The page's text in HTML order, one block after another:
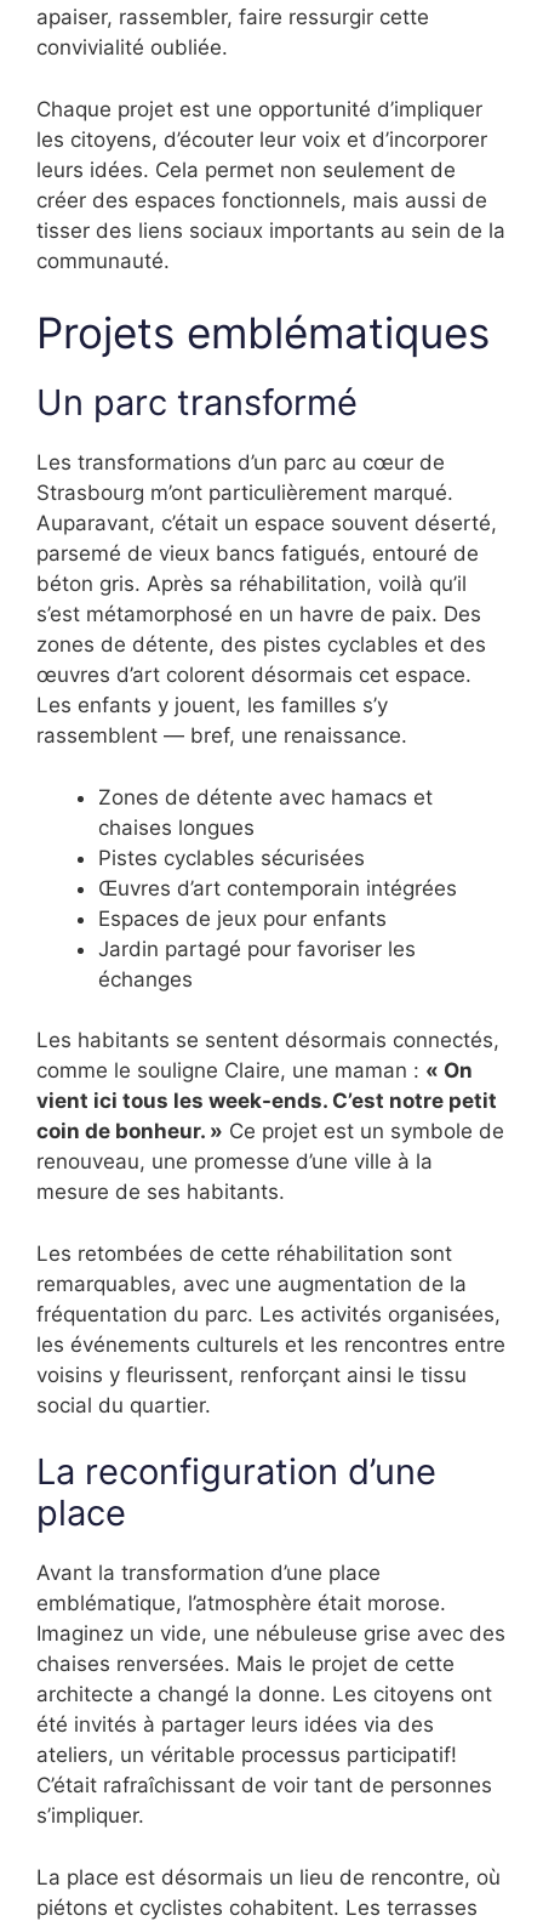
apaiser, rassembler, faire ressurgir cette
convivialité oubliée.
Chaque projet est une opportunité d’impliquer
les citoyens, d’écouter leur voix et d’incorporer
leurs idées. Cela permet non seulement de
créer des espaces fonctionnels, mais aussi de
tisser des liens sociaux importants au sein de la
communauté.
Projets emblématiques
Un parc transformé
Les transformations d’un parc au cœur de
Strasbourg m’ont particulièrement marqué.
Auparavant, c’était un espace souvent déserté,
parsemé de vieux bancs fatigués, entouré de
béton gris. Après sa réhabilitation, voilà qu’il
s’est métamorphosé en un havre de paix. Des
zones de détente, des pistes cyclables et des
œuvres d’art colorent désormais cet espace.
Les enfants y jouent, les familles s’y
rassemblent — bref, une renaissance.
Zones de détente avec hamacs et
chaises longues
Pistes cyclables sécurisées
Œuvres d’art contemporain intégrées
Espaces de jeux pour enfants
Jardin partagé pour favoriser les
échanges
Les habitants se sentent désormais connectés,
comme le souligne Claire, une maman : « On
vient ici tous les week-ends. C’est notre petit
coin de bonheur. » Ce projet est un symbole de
renouveau, une promesse d’une ville à la
mesure de ses habitants.
Les retombées de cette réhabilitation sont
remarquables, avec une augmentation de la
fréquentation du parc. Les activités organisées,
les événements culturels et les rencontres entre
voisins y fleurissent, renforçant ainsi le tissu
social du quartier.
La reconfiguration d’une
place
Avant la transformation d’une place
emblématique, l’atmosphère était morose.
Imaginez un vide, une nébuleuse grise avec des
chaises renversées. Mais le projet de cette
architecte a changé la donne. Les citoyens ont
été invités à partager leurs idées via des
ateliers, un véritable processus participatif!
C’était rafraîchissant de voir tant de personnes
s’impliquer.
La place est désormais un lieu de rencontre, où
piétons et cyclistes cohabitent. Les terrasses